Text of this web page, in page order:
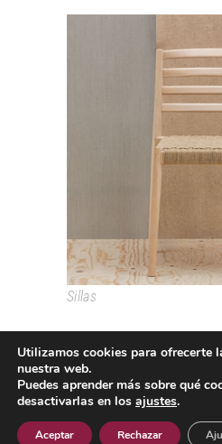
LAKE
Sillas
Passeig Colom, 18 08002
Utilizamos cookies para ofrecerte
nuestra web.
Puedes aprender más sobre qué
desactivarlas en los ajustes.
Aceptar Rechazar